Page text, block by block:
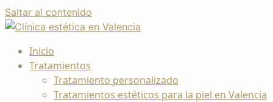
Saltar al contenido
Inicio
Tratamientos
Tratamiento personalizado
Tratamientos estéticos para la piel en Valencia